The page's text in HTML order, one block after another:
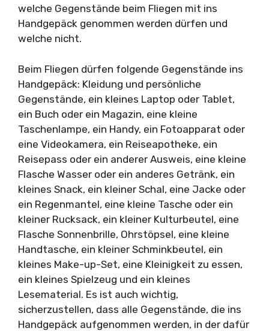
welche Gegenstände beim Fliegen mit ins
Handgepäck genommen werden dürfen und
welche nicht.
Beim Fliegen dürfen folgende Gegenstände ins
Handgepäck: Kleidung und persönliche
Gegenstände, ein kleines Laptop oder Tablet,
ein Buch oder ein Magazin, eine kleine
Taschenlampe, ein Handy, ein Fotoapparat oder
eine Videokamera, ein Reiseapotheke, ein
Reisepass oder ein anderer Ausweis, eine kleine
Flasche Wasser oder ein anderes Getränk, ein
kleines Snack, ein kleiner Schal, eine Jacke oder
ein Regenmantel, eine kleine Tasche oder ein
kleiner Rucksack, ein kleiner Kulturbeutel, eine
Flasche Sonnenbrille, Ohrstöpsel, eine kleine
Handtasche, ein kleiner Schminkbeutel, ein
kleines Make-up-Set, eine Kleinigkeit zu essen,
ein kleines Spielzeug und ein kleines
Lesematerial. Es ist auch wichtig,
sicherzustellen, dass alle Gegenstände, die ins
Handgepäck aufgenommen werden, in der dafür